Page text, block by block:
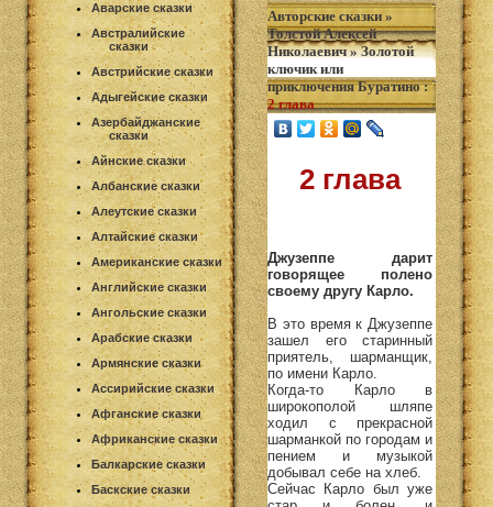
Аварские сказки
Австралийские
сказки
Австрийские сказки
Адыгейские сказки
Азербайджанские
сказки
Айнские сказки
Албанские сказки
Алеутские сказки
Алтайские сказки
Американские сказки
Английские сказки
Ангольские сказки
Арабские сказки
Армянские сказки
Ассирийские сказки
Афганские сказки
Африканские сказки
Балкарские сказки
Баскские сказки
Авторские сказки »
Толстой Алексей
Николаевич»Золотой
ключик или
приключения Буратино:
2 глава
2 глава
Джузеппе дарит
говорящее полено
своему другу Карло.
В это время к Джузеппе
зашел его старинный
приятель, шарманщик,
по имени Карло.
Когда-то Карло в
широкополой шляпе
ходил с прекрасной
шарманкой по городам и
пением и музыкой
добывал себе на хлеб.
Сейчас Карло был уже